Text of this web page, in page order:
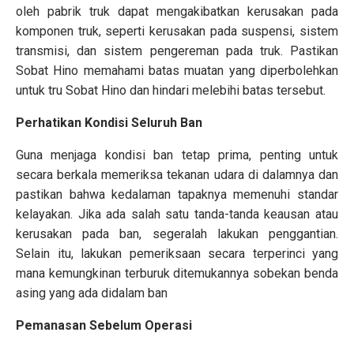
oleh pabrik truk dapat mengakibatkan kerusakan pada
komponen truk, seperti kerusakan pada suspensi, sistem
transmisi, dan sistem pengereman pada truk. Pastikan
Sobat Hino memahami batas muatan yang diperbolehkan
untuk tru Sobat Hino dan hindari melebihi batas tersebut.
Perhatikan Kondisi Seluruh Ban
Guna menjaga kondisi ban tetap prima, penting untuk
secara berkala memeriksa tekanan udara di dalamnya dan
pastikan bahwa kedalaman tapaknya memenuhi standar
kelayakan. Jika ada salah satu tanda-tanda keausan atau
kerusakan pada ban, segeralah lakukan penggantian.
Selain itu, lakukan pemeriksaan secara terperinci yang
mana kemungkinan terburuk ditemukannya sobekan benda
asing yang ada didalam ban
Pemanasan Sebelum Operasi